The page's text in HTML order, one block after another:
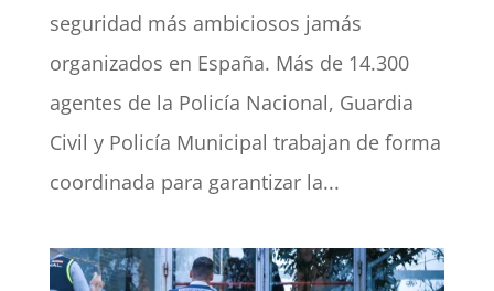
seguridad más ambiciosos jamás
organizados en España. Más de 14.300
agentes de la Policía Nacional, Guardia
Civil y Policía Municipal trabajan de forma
coordinada para garantizar la...